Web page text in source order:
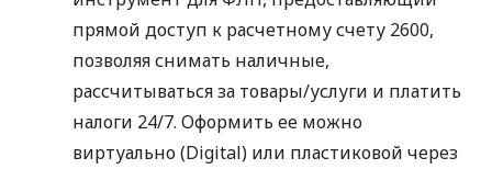
прямой доступ к расчетному счету 2600,
позволяя снимать наличные,
рассчитываться за товары/услуги и платить
налоги 24/7. Оформить ее можно
виртуально (Digital) или пластиковой через